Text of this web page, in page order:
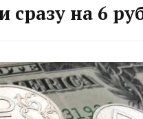
на 6